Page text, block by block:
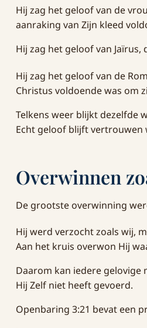
Hij zag het geloof van de
aanraking van Zijn kleed
Hij zag het geloof van
Hij zag het geloof van de
Christus voldoende was om
Telkens weer blijkt dezelfde
Echt geloof blijft vertrouwen
Overwinnen
De grootste overwinning
Hij werd verzocht zoals wij,
Aan het kruis overwon Hij
Daarom kan iedere gelovige
Hij Zelf niet heeft gevoerd.
Openbaring 3:21 bevat een